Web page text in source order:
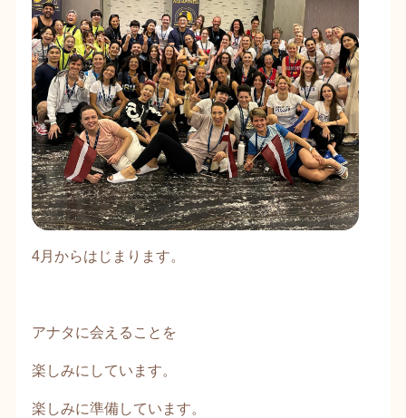
4月からはじまります。
アナタに会えることを
楽しみにしています。
楽しみに準備しています。